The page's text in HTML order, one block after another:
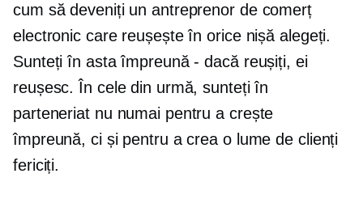
cum să deveniți un antreprenor de comerț
electronic care reușește în orice nișă alegeți.
Sunteți în asta împreună - dacă reușiți, ei
reușesc. În cele din urmă, sunteți în
parteneriat nu numai pentru a crește
împreună, ci și pentru a crea o lume de clienți
fericiți.